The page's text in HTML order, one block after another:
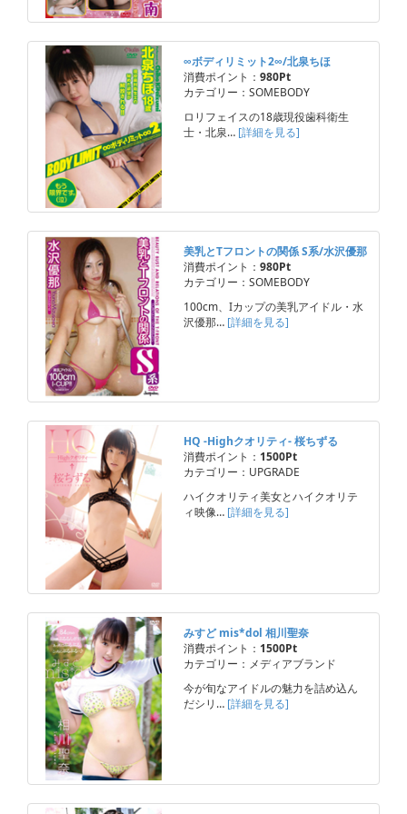
∞ボディリミット2∞/北泉ちほ
消費ポイント： 980Pt
カテゴリー：SOMEBODY
ロリフェイスの18歳現役歯科衛生
士・北泉… [詳細を見る]
美乳とTフロントの関係 S系/水沢優那
消費ポイント： 980Pt
カテゴリー：SOMEBODY
100cm、Iカップの美乳アイドル・水
沢優那… [詳細を見る]
HQ -Highクオリティ- 桜ちずる
消費ポイント： 1500Pt
カテゴリー：UPGRADE
ハイクオリティ美女とハイクオリテ
ィ映像… [詳細を見る]
みすど mis*dol 相川聖奈
消費ポイント： 1500Pt
カテゴリー：メディアブランド
今が旬なアイドルの魅力を詰め込ん
だシリ… [詳細を見る]